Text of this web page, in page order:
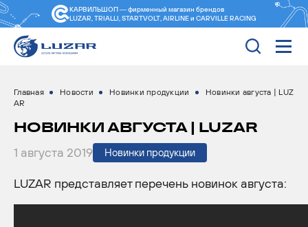
КАРВИЛЬШОП — фирменный магазин брендов
LUZAR, TRIALLI, STARTVOLT, AIRLINE и CARVILLE RACING
Главная Новости Новинки продукции
Новинки августа | LUZ
AR
НОВИНКИ АВГУСТА | LUZAR
1 августа 2019 Новинки продукции
LUZAR представляет перечень новинок августа: